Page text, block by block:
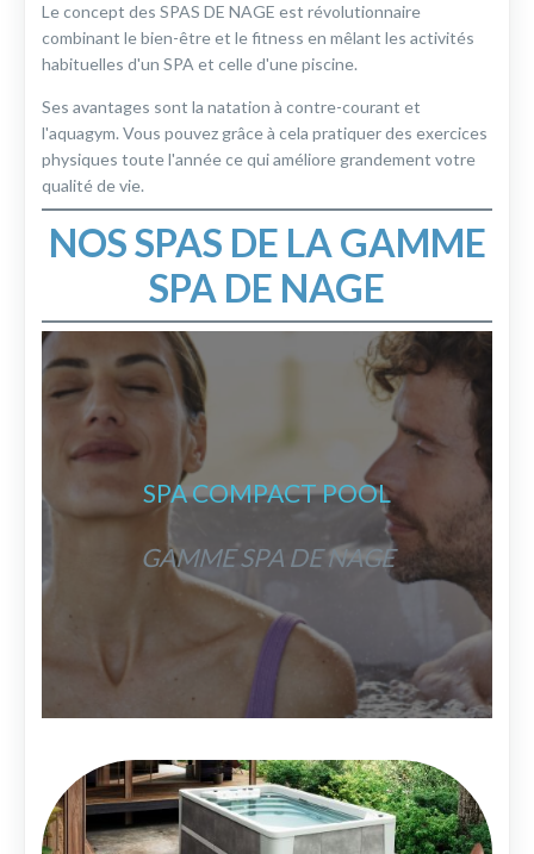
Le concept des SPAS DE NAGE est révolutionnaire
combinant le bien-être et le fitness en mêlant les activités
habituelles d'un SPA et celle d'une piscine.
Ses avantages sont la natation à contre-courant et
l'aquagym. Vous pouvez grâce à cela pratiquer des exercices
physiques toute l'année ce qui améliore grandement votre
qualité de vie.
NOS SPAS DE LA GAMME
SPA DE NAGE
SPA COMPACT POOL
GAMME SPA DE NAGE